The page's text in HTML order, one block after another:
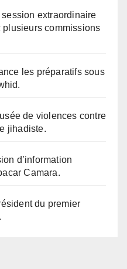
extraordinaire
commissions
les préparatifs sous
de violences contre
jihadiste.
d’information
Camara.
du premier